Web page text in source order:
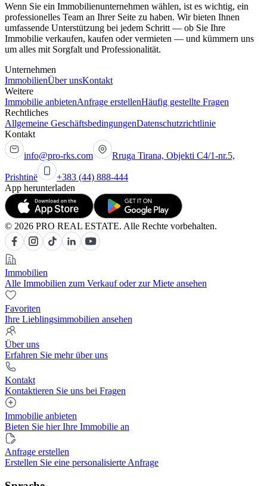
Wenn Sie ein Immobilienunternehmen wählen, ist es wichtig, ein
professionelles Team an Ihrer Seite zu haben. Wir bieten Ihnen
umfassende Unterstützung bei jedem Schritt — ob Sie Ihre
Immobilie verkaufen, kaufen oder vermieten — und kümmern uns
um alles mit Sorgfalt und Professionalität.
Unternehmen
ImmobilienÜber unsKontakt
Weitere
Immobilie anbietenAnfrage erstellenHäufig gestellte Fragen
Rechtliches
Allgemeine GeschäftsbedingungenDatenschutzrichtlinie
Kontakt
info@pro-rks.com Rruga Tirana, Objekti C4/1-nr.5,
Prishtinë
+383 (44) 888-444
App herunterladen
© 2026 PRO REAL ESTATE. Alle Rechte vorbehalten.
Immobilien
Alle Immobilien zum Verkauf oder zur Miete ansehen
Favoriten
Ihre Lieblingsimmobilien ansehen
Über uns
Erfahren Sie mehr über uns
Kontakt
Kontaktieren Sie uns bei Fragen
Immobilie anbieten
Bieten Sie hier Ihre Immobilie an
Anfrage erstellen
Erstellen Sie eine personalisierte Anfrage